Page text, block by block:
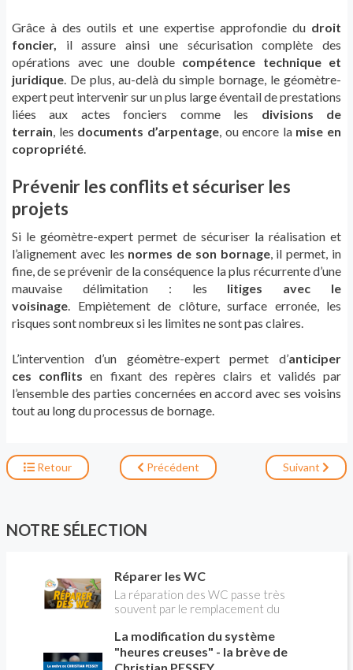
Grâce à des outils et une expertise approfondie du droit
foncier,
il assure ainsi une sécurisation complète des
opérations avec une double compétence technique et
juridique . De plus, au-delà du simple bornage, le géomètre-
expert peut intervenir sur un plus large éventail de prestations
liées aux actes fonciers comme les divisions de
terrain , les documents d’arpentage, ou encore la mise en
copropriété
Prévenir les conflits et sécuriser les
projets
Si le géomètre-expert permet de sécuriser la réalisation et
l’alignement avec les normes de son bornage, il permet, in
fine, de se prévenir de la conséquence la plus récurrente d’une
mauvaise délimitation : les litiges avec le
voisinage . Empiètement de clôture, surface erronée, les
risques sont nombreux si les limites ne sont pas claires.
L’intervention d’un géomètre-expert permet d’anticiper
ces conflits en fixant des repères clairs et validés par
l’ensemble des parties concernées en accord avec ses voisins
tout au long du processus de bornage.
Retour Précédent Suivant
NOTRE SÉLECTION
Réparer les WC
La réparation des WC passe très
souvent par le remplacement du
expliquer
La modification du système
"heures creuses" - la brève de